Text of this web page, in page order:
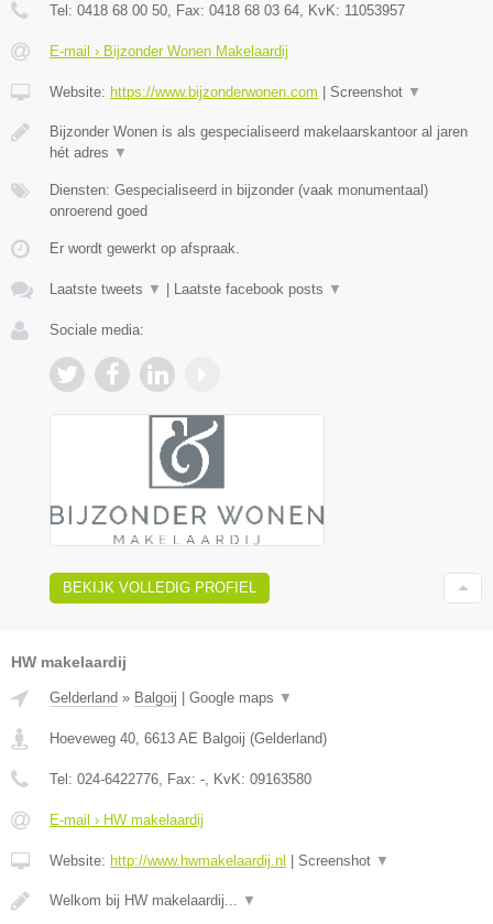
Tel: 0418 68 00 50 , Fax: 0418 68 03 64 , KvK: 11053957
E-mail › Bijzonder Wonen Makelaardij
Website: https://www.bijzonderwonen.com | Screenshot ▼
Bijzonder Wonen is als gespecialiseerd makelaarskantoor al jaren
hét adres ▼
Diensten: Gespecialiseerd in bijzonder (vaak monumentaal)
onroerend goed
Er wordt gewerkt op afspraak.
Laatste tweets ▼ | Laatste facebook posts ▼
Sociale media:
BEKIJK VOLLEDIG PROFIEL
HW makelaardij
Gelderland » Balgoij | Google maps ▼
Hoeveweg 40 6613 AE Balgoij (Gelderland)
Tel: 024-6422776 , Fax: - , KvK: 09163580
E-mail › HW makelaardij
Website: http://www.hwmakelaardij.nl | Screenshot ▼
Welkom bij HW makelaardij... ▼